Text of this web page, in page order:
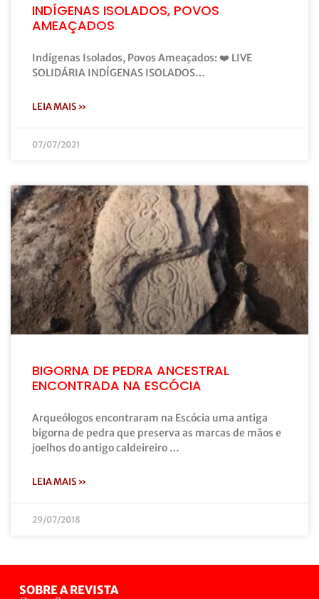
INDÍGENAS ISOLADOS, POVOS
AMEAÇADOS
Indígenas Isolados, Povos Ameaçados: ❤️ LIVE
SOLIDÁRIA INDÍGENAS ISOLADOS…
LEIA MAIS »
07/07/2021
BIGORNA DE PEDRA ANCESTRAL
ENCONTRADA NA ESCÓCIA
Arqueólogos encontraram na Escócia uma antiga
bigorna de pedra que preserva as marcas de mãos e
joelhos do antigo caldeireiro …
LEIA MAIS »
29/07/2018
SOBRE A REVISTA